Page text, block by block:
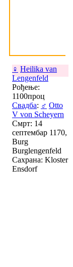
♀ Heilika van
Lengenfeld
Рођење:
1100проц
Свадба: ♂ Otto
V von Scheyern
Смрт: 14
септембар 1170,
Burg
Burglengenfeld
Сахрана: Kloster
Ensdorf